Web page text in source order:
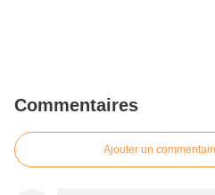
Commentaires
Ajouter un